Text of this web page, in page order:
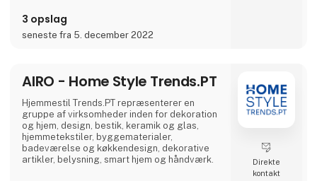
3 opslag
seneste fra 5. december 2022
AIRO - Home Style Trends.PT
Hjemmestil Trends.PT repræsenterer en
gruppe af virksomheder inden for dekoration
og hjem, design, bestik, keramik og glas,
hjemmetekstiler, byggematerialer,
badeværelse og køkkendesign, dekorative
artikler, belysning, smart hjem og håndværk.
Direkte
kontakt